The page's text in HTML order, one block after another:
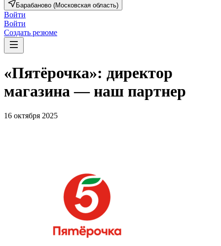
Барабаново (Московская область)
Войти
Войти
Создать резюме
«Пятёрочка»: директор
магазина — наш партнер
16 октября 2025